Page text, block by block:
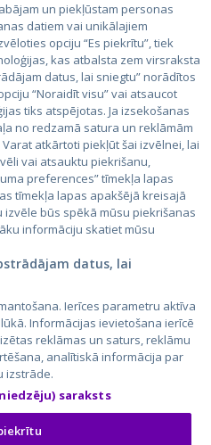
Kainos.lt
Paslaugos.lt
auto24.ee
KV.ee
Osta.ee
KuldneBörs.ee
un piekļūstam personas
datiem vai unikālajiem
opciju “Es piekrītu”, tiek
kas atbalsta zem virsraksta
datus, lai sniegtu” norādītos
“Noraidīt visu” vai atsaucot
tiks atspējotas. Ja izsekošanas
no redzamā satura un reklāmām
atkārtoti piekļūt šai izvēlnei, lai
vai atsauktu piekrišanu,
preferences” tīmekļa lapas
tīmekļa lapas apakšējā kreisajā
izvēle būs spēkā mūsu piekrišanas
informāciju skatiet mūsu
datus, lai
Ierīces parametru aktīva
Informācijas ievietošana ierīcē
reklāmas un saturs, reklāmu
analītiskā informācija par
izstrāde.
saraksts